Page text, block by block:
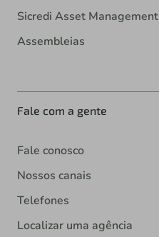
Sicredi Asset Management
Assembleias
Fale com a gente
Fale conosco
Nossos canais
Telefones
Localizar uma agência